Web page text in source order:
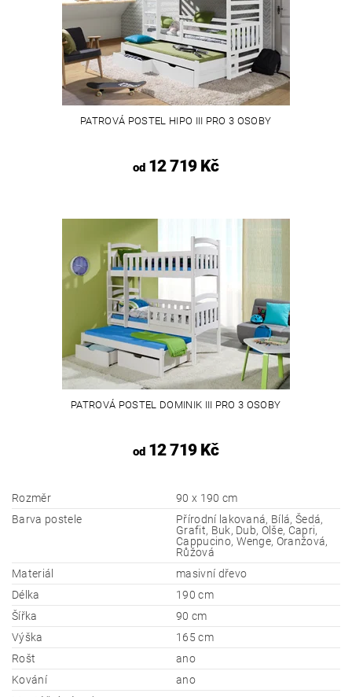
PATROVÁ POSTEL HIPO III PRO 3 OSOBY
od12 719 Kč
PATROVÁ POSTEL DOMINIK III PRO 3 OSOBY
od12 719 Kč
Rozměr
90 x 190 cm
Barva postele
Přírodní lakovaná, Bílá, Šedá,
Grafit, Buk, Dub, Olše, Capri,
Cappucino, Wenge, Oranžová,
Růžová
Materiál
masivní dřevo
Délka
190 cm
Šířka
90 cm
Výška
165 cm
Rošt
ano
Kování
ano